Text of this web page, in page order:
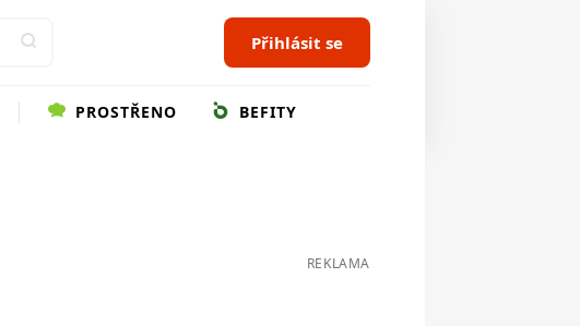
Přihlásit se
PROSTŘENO BEFITY
REKLAMA